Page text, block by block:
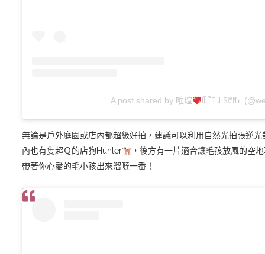
A post shared by 唯瑄 ꅏꍟꀤ ꃅꌗꀎꍏꈤ
無論是戶外庭園或店內都超級好拍，建議可以利用自然光拍張逆
內也有隻超Ｑ的店狗Hunter
，後方有一片適合讓毛孩放風的空
帶著你心愛的毛小孩出來溜噠一番！